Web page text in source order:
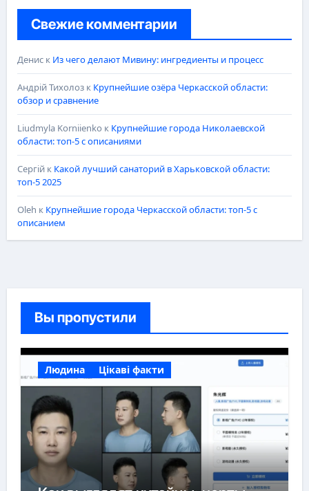
Свежие комментарии
Дениск Из чего делают Мивину: ингредиенты и процесс
Андрій Тихолозк Крупнейшие озёра Черкасской области:
обзор и сравнение
Liudmyla Korniienko к Крупнейшие города Николаевской
области: топ-5 с описаниями
Сергійк Какой лучший санаторий в Харьковской области:
топ-5 2025
Oleh к Крупнейшие города Черкасской области: топ-5 с
описанием
Вы пропустили
Людина Цікаві факти